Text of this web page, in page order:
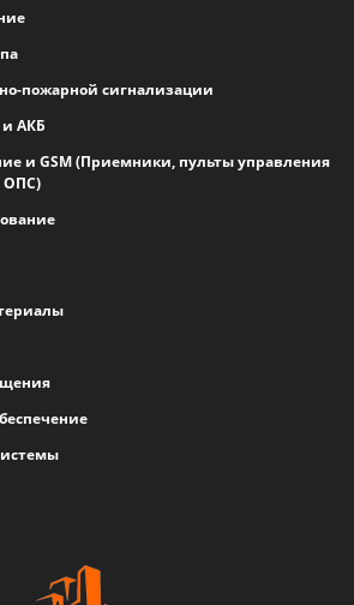
пожарной сигнализации
АКБ
и GSM (Приемники, пульты управления
ОПС)